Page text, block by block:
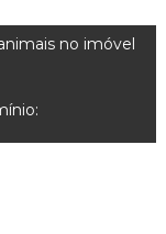
no imóvel